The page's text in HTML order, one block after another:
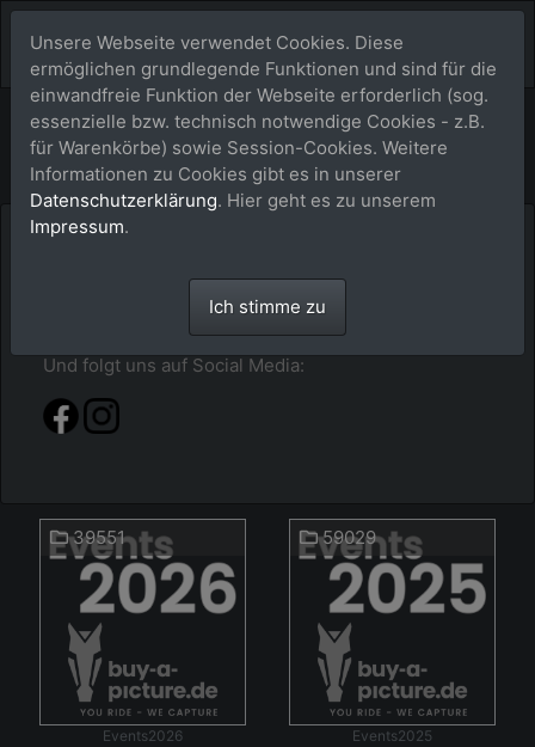
Bildershop
Hier im buy-a-picture.de-Shop findest du alles
den Pferdenamen ein.
Und folgt uns auf Social Media:
39551
Events2026
59029
Events2025
Unsere Webseite verwendet Cookies. Diese
ermöglichen grundlegende Funktionen und sind für die
einwandfreie Funktion der Webseite erforderlich (sog.
essenzielle bzw. technisch notwendige Cookies - z.B.
für Warenkörbe) sowie Session-Cookies. Weitere
Informationen zu Cookies gibt es in unserer
Datenschutzerklärung. Hier geht es zu unserem
Impressum.
Ich stimme zu